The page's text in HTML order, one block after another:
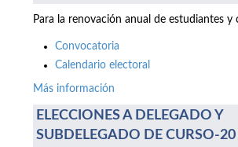
Para la renovación anual de estudiantes y
Convocatoria
Calendario electoral
Más información
ELECCIONES A DELEGADO Y
SUBDELEGADO DE CURSO-